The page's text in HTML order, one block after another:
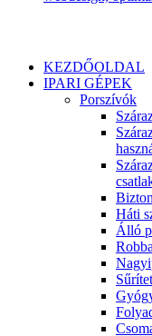
KEZDŐOLDAL
IPARI GÉPEK
Porszívók
Háti
Álló